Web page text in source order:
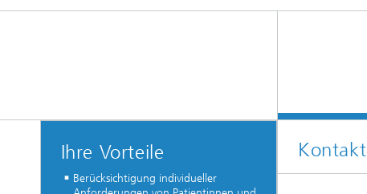
Ihre Vorteile
Berücksichtigung individueller
Kontakt